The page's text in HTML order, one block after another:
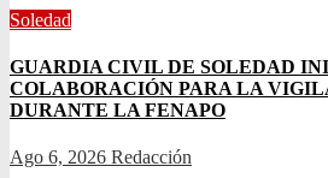
Soledad
GUARDIA CIVIL DE SOLEDAD
COLABORACIÓN PARA LA
DURANTE LA FENAPO
Ago 6, 2026 Redacción